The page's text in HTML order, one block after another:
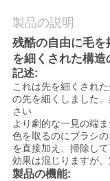
PRIVACY
POLICY
製品の説明
残酷の自由に毛
を細くされた構
記述:
これは先を細くされ
の先を細くしました
さい
より劇的な一見の端
色を取るのにブラシ
を直接加え、掃除して
効果は混じりますが、
製品の機能: